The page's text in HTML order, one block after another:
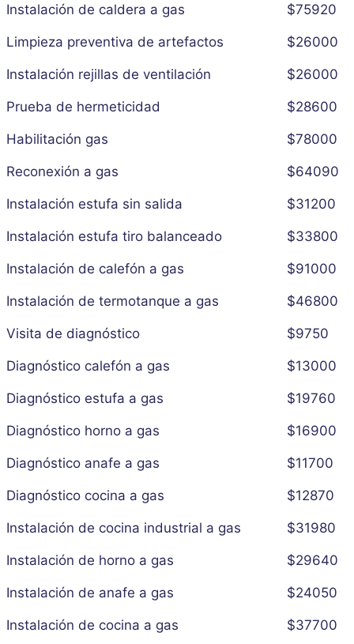
Instalación de caldera a gas $75920
Limpieza preventiva de artefactos $26000
Instalación rejillas de ventilación $26000
Prueba de hermeticidad $28600
Habilitación gas $78000
Reconexión a gas $64090
Instalación estufa sin salida $31200
Instalación estufa tiro balanceado $33800
Instalación de calefón a gas $91000
Instalación de termotanque a gas $46800
Visita de diagnóstico $9750
Diagnóstico calefón a gas $13000
Diagnóstico estufa a gas $19760
Diagnóstico horno a gas $16900
Diagnóstico anafe a gas $11700
Diagnóstico cocina a gas $12870
Instalación de cocina industrial a gas $31980
Instalación de horno a gas $29640
Instalación de anafe a gas $24050
Instalación de cocina a gas $37700